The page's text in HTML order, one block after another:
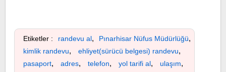
Etiketler : randevu al, Pınarhisar Nüfus Müdürlüğü,
kimlik randevu, ehliyet(sürücü belgesi) randevu,
pasaport, adres, telefon, yol tarifi al, ulaşım,